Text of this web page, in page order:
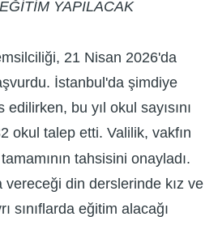
YAPILACAK
21 Nisan 2026'da
İstanbul'da şimdiye
bu yıl okul sayısını
okul talep etti. Valilik, vakfın
tahsisini onayladı.
vereceği din derslerinde kız ve
sınıflarda eğitim alacağı